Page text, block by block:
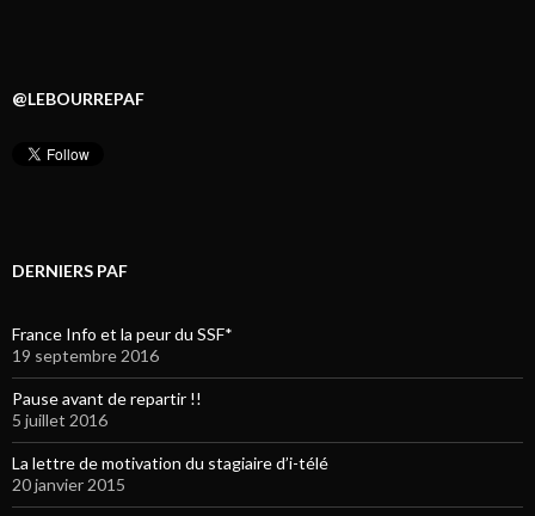
@LEBOURREPAF
DERNIERS PAF
France Info et la peur du SSF*
19 septembre 2016
Pause avant de repartir !!
5 juillet 2016
La lettre de motivation du stagiaire d’i-télé
20 janvier 2015